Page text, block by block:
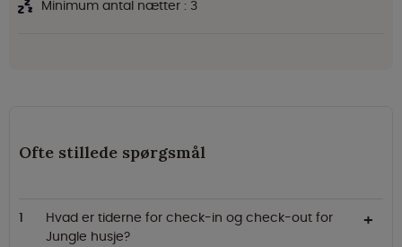
Minimum antal nætter : 3
Ofte stillede spørgsmål
Hvad er tiderne for check-in og check-out for
Jungle husje?